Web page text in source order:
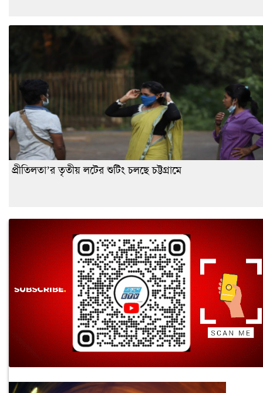
প্রীতিলতা’র তৃতীয় লটের শুটিং চলছে চট্টগ্রামে